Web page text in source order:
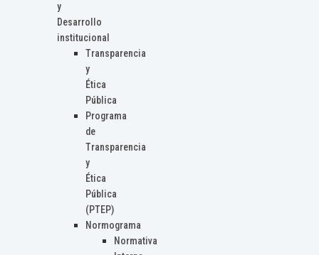
y
Desarrollo
institucional
Transparencia
y
Ética
Pública
Programa
de
Transparencia
y
Ética
Pública
(PTEP)
Normograma
Normativa